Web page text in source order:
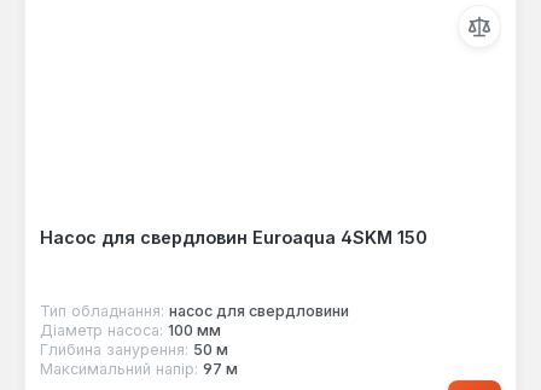
Насос для свердловин Euroaqua 4SKМ 150
Тип обладнання: насос для свердловини
Діаметр насоса: 100 мм
Глибина занурення: 50 м
Максимальний напір: 97 м